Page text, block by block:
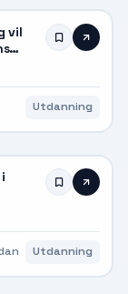
vil
Utdanning
Utdanning